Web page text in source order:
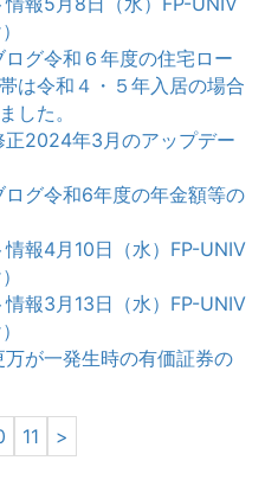
ログ令和６年度の住宅ロー
は令和４・５年入居の場合
した。
正2024年3月のアップデー
ログ令和6年度の年金額等の
情報4月10日（水）FP-UNIV
情報3月13日（水）FP-UNIV
万が一発生時の有価証券の
11 >